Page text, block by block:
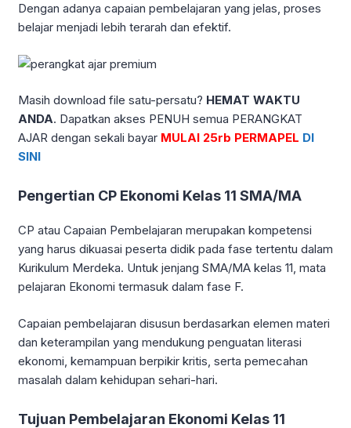
Dengan adanya capaian pembelajaran yang jelas, proses
belajar menjadi lebih terarah dan efektif.
Masih download file satu-persatu? HEMAT WAKTU
ANDA. Dapatkan akses PENUH semua PERANGKAT
AJAR dengan sekali bayar MULAI 25rb PERMAPEL DI
SINI
Pengertian CP Ekonomi Kelas 11 SMA/MA
CP atau Capaian Pembelajaran merupakan kompetensi
yang harus dikuasai peserta didik pada fase tertentu dalam
Kurikulum Merdeka. Untuk jenjang SMA/MA kelas 11, mata
pelajaran Ekonomi termasuk dalam fase F.
Capaian pembelajaran disusun berdasarkan elemen materi
dan keterampilan yang mendukung penguatan literasi
ekonomi, kemampuan berpikir kritis, serta pemecahan
masalah dalam kehidupan sehari-hari.
Tujuan Pembelajaran Ekonomi Kelas 11